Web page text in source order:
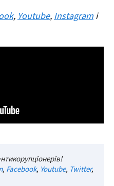
,Youtube,Instagram і
, Facebook, Youtube, Twitter,